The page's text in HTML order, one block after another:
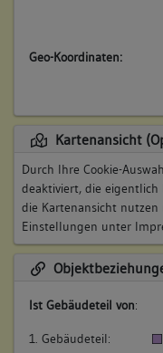
Geo-Koordinaten:
Kartenansicht
Durch Ihre Cookie-
deaktiviert, die eigentlich
die Kartenansicht nutzen
Einstellungen unter
Ist Gebäudeteil von:
1. Gebäudeteil: